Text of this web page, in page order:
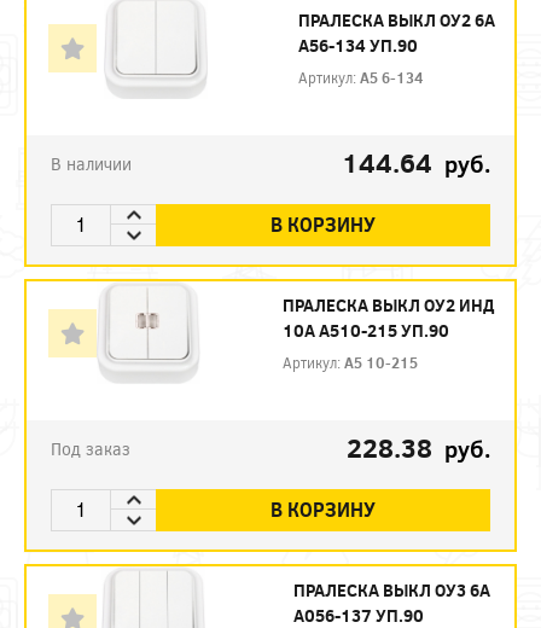
ПРАЛЕСКА ВЫКЛ ОУ2 6А
А56-134 УП.90
Артикул:А5 6-134
В наличии 144.64 руб.
В КОРЗИНУ
ПРАЛЕСКА ВЫКЛ ОУ2 ИНД
10А А510-215 УП.90
Артикул:А5 10-215
Под заказ 228.38 руб.
В КОРЗИНУ
ПРАЛЕСКА ВЫКЛ ОУ3 6А
А056-137 УП.90